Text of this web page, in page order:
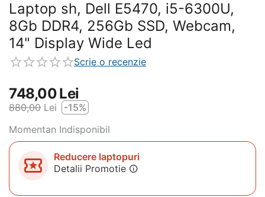
Laptop sh, Dell E5470, i5-6300U,
8Gb DDR4, 256Gb SSD, Webcam,
14" Display Wide Led
Scrie o recenzie
748,00Lei
880,00 Lei
-15%
Momentan Indisponibil
Reducere laptopuri
Detalii Promotie